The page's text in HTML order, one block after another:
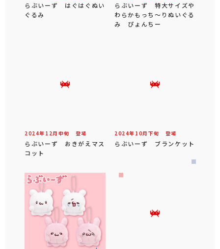
らぶいーず はぐはぐぬい
ぐるみ
らぶいーず 特大サイズや
わらかもっち～りぬいぐる
み ぴょんちー
2024年 12 月 中旬 登場
らぶいーず おきがえマス
コット
2024年 10月 下旬 登場
らぶいーず ブランケット